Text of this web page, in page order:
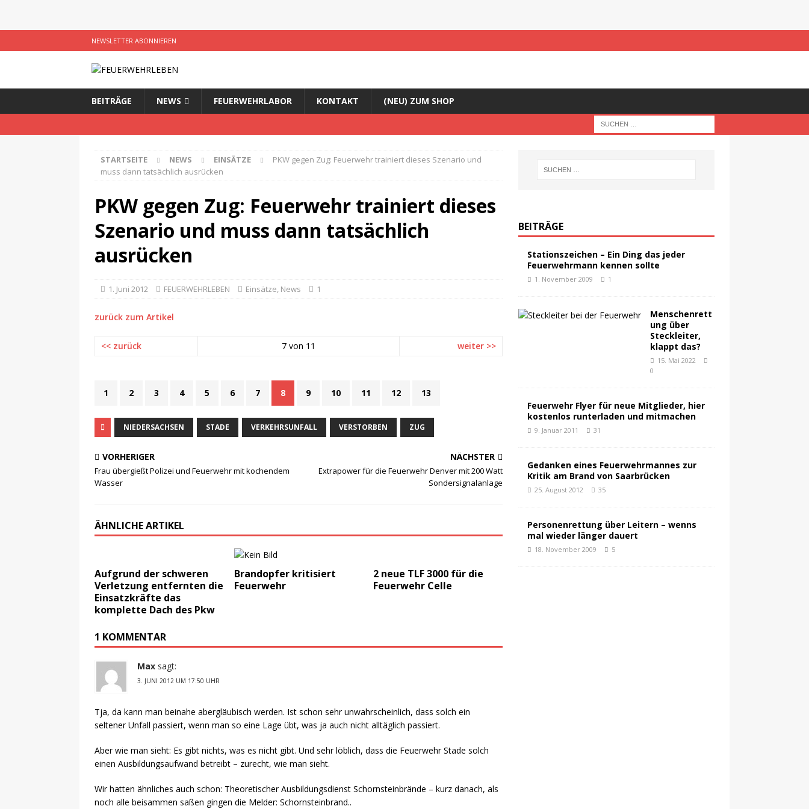
NEWSLETTER ABONNIEREN
BEITRÄGE NEWS FEUERWEHRLABOR KONTAKT (NEU) ZUM SHOP
STARTSEITE NEWS EINSÄTZE
PKW gegen Zug: Feuerwehr trainiert dieses Szenario und
muss dann tatsächlich ausrücken
PKW gegen Zug: Feuerwehr trainiert dieses
Szenario und muss dann tatsächlich
ausrücken
1. Juni 2012 FEUERWEHRLEBEN Einsätze, News 1
zurück zum Artikel
<< zurück 7 von 11 weiter >>
1 2 3 4 5 6 7 8 9 10 11 12 13
NIEDERSACHSEN STADE VERKEHRSUNFALL VERSTORBEN ZUG
VORHERIGER
Frau übergießt Polizei und Feuerwehr mit kochendem
Wasser
NÄCHSTER
Extrapower für die Feuerwehr Denver mit 200 Watt
Sondersignalanlage
ÄHNLICHE ARTIKEL
Aufgrund der schweren
Verletzung entfernten die
Einsatzkräfte das
komplette Dach des Pkw
Brandopfer kritisiert
Feuerwehr
2 neue TLF 3000 für die
Feuerwehr Celle
1 KOMMENTAR
Max sagt:
3. JUNI 2012 UM 17:50 UHR
Tja, da kann man beinahe abergläubisch werden. Ist schon sehr unwahrscheinlich, dass solch ein
seltener Unfall passiert, wenn man so eine Lage übt, was ja auch nicht alltäglich passiert.
Aber wie man sieht: Es gibt nichts, was es nicht gibt. Und sehr löblich, dass die Feuerwehr Stade solch
einen Ausbildungsaufwand betreibt – zurecht, wie man sieht.
Wir hatten ähnliches auch schon: Theoretischer Ausbildungsdienst Schornsteinbrände – kurz danach, als
noch alle beisammen saßen gingen die Melder: Schornsteinbrand..
BEITRÄGE
Stationszeichen – Ein Ding das jeder
Feuerwehrmann kennen sollte
1. November 2009 1
Menschenrett
ung über
Steckleiter,
klappt das?
15. Mai 2022
0
Feuerwehr Flyer für neue Mitglieder, hier
kostenlos runterladen und mitmachen
9. Januar 2011 31
Gedanken eines Feuerwehrmannes zur
Kritik am Brand von Saarbrücken
25. August 2012 35
Personenrettung über Leitern – wenns
mal wieder länger dauert
18. November 2009 5